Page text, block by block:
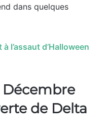
dans quelques
l’assaut d’Halloween
Décembre
de Delta